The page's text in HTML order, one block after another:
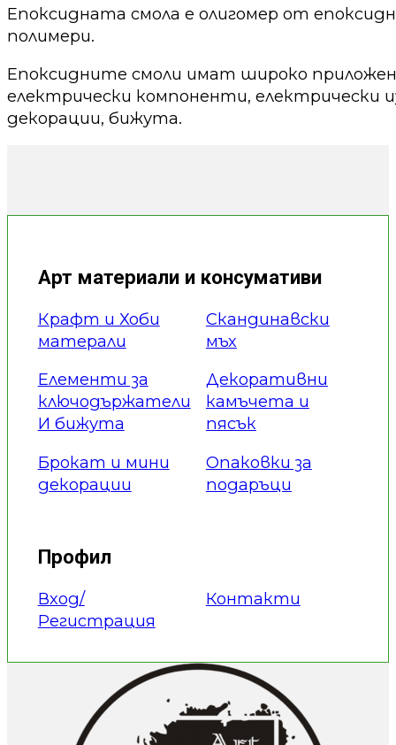
Епоксидната смола е олигомер от
полимери.
Епоксидните смоли имат широко
електрически компоненти, електрически
декорации, бижута.
Арт материали и консумативи
Крафт и Хоби
матерали
Елементи за
ключодържатели
И бижута
Брокат и мини
декорации
Скандинавски
мъх
Декоративни
камъчета и
пясък
Опаковки за
подаръци
Профил
Вход/
Регистрация
Контакти